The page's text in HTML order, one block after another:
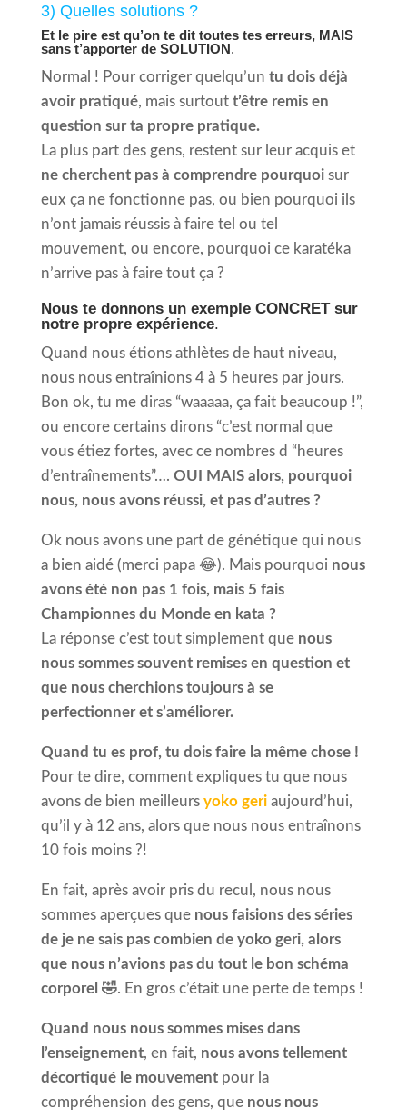
3) Quelles solutions ?
Et le pire est qu’on te dit toutes tes erreurs, MAIS
sans t’apporter de SOLUTION.
Normal ! Pour corriger quelqu’un tu dois déjà
avoir pratiqué, mais surtout t’être remis en
question sur ta propre pratique.
La plus part des gens, restent sur leur acquis et
ne cherchent pas à comprendre pourquoi sur
eux ça ne fonctionne pas, ou bien pourquoi ils
n’ont jamais réussis à faire tel ou tel
mouvement, ou encore, pourquoi ce karatéka
n’arrive pas à faire tout ça ?
Nous te donnons un exemple CONCRET sur
notre propre expérience.
Quand nous étions athlètes de haut niveau,
nous nous entraînions 4 à 5 heures par jours.
Bon ok, tu me diras “waaaaa, ça fait beaucoup !”,
ou encore certains dirons “c’est normal que
vous étiez fortes, avec ce nombres d “heures
d’entraînements”…. OUI MAIS alors, pourquoi
nous, nous avons réussi, et pas d’autres ?
Ok nous avons une part de génétique qui nous
a bien aidé (merci papa 😂). Mais pourquoi nous
avons été non pas 1 fois, mais 5 fais
Championnes du Monde en kata ?
La réponse c’est tout simplement que nous
nous sommes souvent remises en question et
que nous cherchions toujours à se
perfectionner et s’améliorer.
Quand tu es prof, tu dois faire la même chose !
Pour te dire, comment expliques tu que nous
avons de bien meilleurs yoko geri aujourd’hui,
qu’il y à 12 ans, alors que nous nous entraînons
10 fois moins ?!
En fait, après avoir pris du recul, nous nous
sommes aperçues que nous faisions des séries
de je ne sais pas combien de yoko geri, alors
que nous n’avions pas du tout le bon schéma
corporel 🤣. En gros c’était une perte de temps !
Quand nous nous sommes mises dans
l’enseignement, en fait, nous avons tellement
décortiqué le mouvement pour la
compréhension des gens, que nous nous